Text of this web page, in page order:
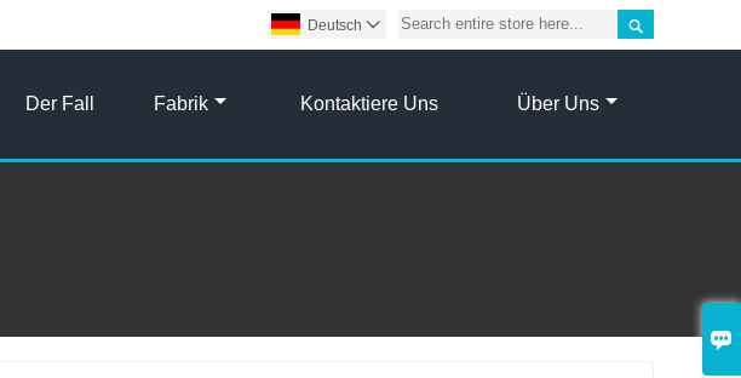


Deutsch 
Der Fall Fabrik Kontaktiere Uns Über Uns